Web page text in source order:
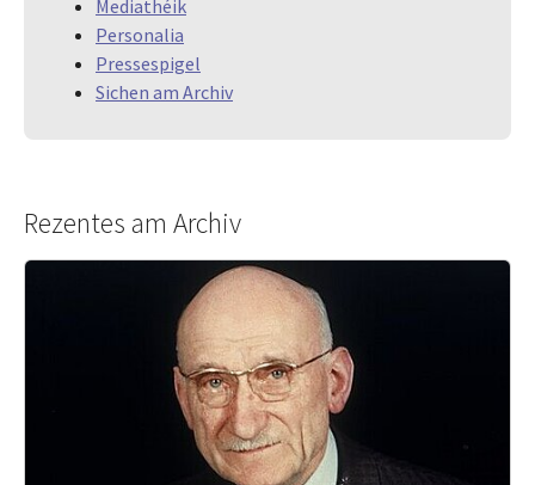
Mediathéik
Personalia
Pressespigel
Sichen am Archiv
Rezentes am Archiv